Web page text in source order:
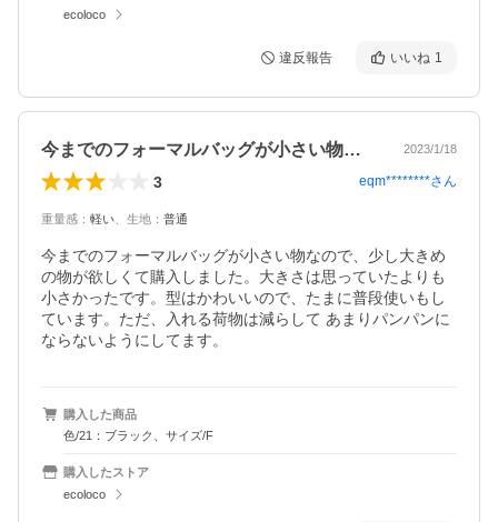
ecoloco
違反報告 いいね 1
今までのフォーマルバッグが小さい物なの… 2023/1/18
3 eqm********さん
重量感 ： 軽い 生地 ： 普通
今までのフォーマルバッグが小さい物なので、少し大きめ
の物が欲しくて購入しました。大きさは思っていたよりも
小さかったです。型はかわいいので、たまに普段使いもし
ています。ただ、入れる荷物は減らして あまりパンパンに
ならないようにしてます。
購入した商品
色/21：ブラック、サイズ/F
購入したストア
ecoloco